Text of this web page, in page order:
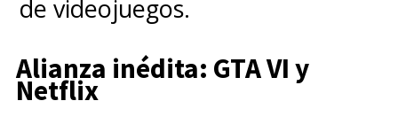
de videojuegos.
Alianza inédita: GTA VI y
Netflix